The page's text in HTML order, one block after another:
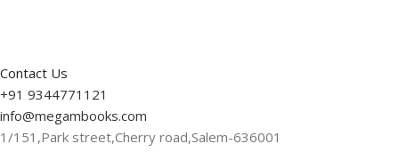
Contact Us
+91 9344771121
info@megambooks.com
1/151,Park street,Cherry road,Salem-636001